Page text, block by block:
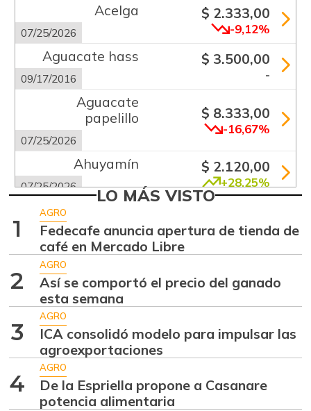
Acelga
07/25/2026
$ 2.333,00
-9,12%
Aguacate hass
09/17/2016
$ 3.500,00
-
Aguacate
papelillo
07/25/2026
$ 8.333,00
-16,67%
Ahuyamín
07/25/2026
$ 2.120,00
+28,25%
Alas de pollo sin
costillar
07/25/2026
+1,26%
amarilla
07/25/2026
$ 5.680,00
Arroz de primera
07/25/2026
$ 3.675,00
Bagre rayado
entero fresco
$ 41.333,00
+4,20%
LO MÁS VISTO
1
AGRO
Fedecafe anuncia apertura de tienda de
café en Mercado Libre
2
AGRO
Así se comportó el precio del ganado
esta semana
3
AGRO
ICA consolidó modelo para impulsar las
agroexportaciones
4
AGRO
De la Espriella propone a Casanare
potencia alimentaria